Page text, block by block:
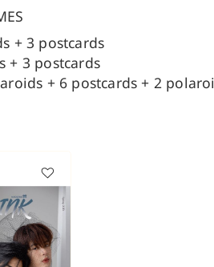
+ 3 postcards
+ 3 postcards
+ 6 postcards + 2